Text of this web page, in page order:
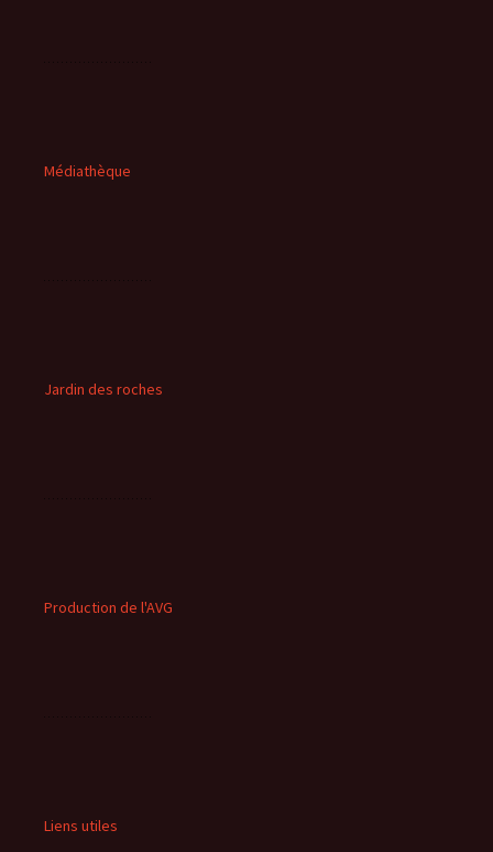
Médiathèque
Jardin des roches
Production de l'AVG
Liens utiles